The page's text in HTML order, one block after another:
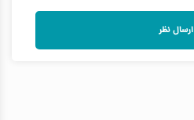
ارسال نظر